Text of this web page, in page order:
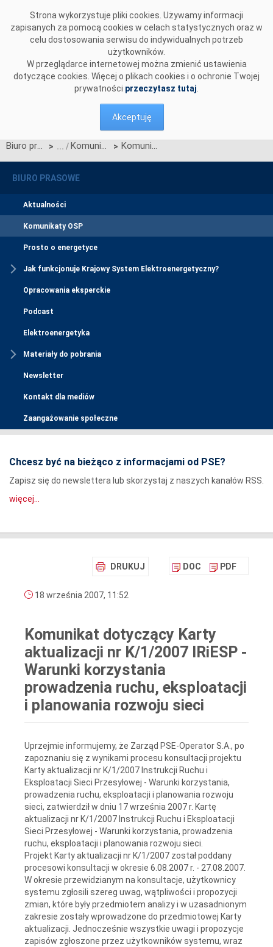
Strona wykorzystuje pliki cookies. Używamy informacji
zapisanych za pomocą cookies w celach statystycznych oraz w
celu dostosowania serwisu do indywidualnych potrzeb
użytkowników.
W przeglądarce internetowej można zmienić ustawienia
dotyczące cookies. Więcej o plikach cookies i o ochronie Twojej
prywatności przeczytasz tutaj
Akceptuję
Biuro prasowe > Komunikaty OSP > Komunikat dotyczący Karty aktualizacji nr K/1/2007 IRiESP - Warunki korzystania prowadzenia ruchu, eksploatacji i planowania rozwoju sieci
BIURO PRASOWE
Aktualności
Komunikaty OSP
Prosto o energetyce
Jak funkcjonuje Krajowy System Elektroenergetyczny?
Opracowania eksperckie
Podcast
Elektroenergetyka
Materiały do pobrania
Newsletter
Kontakt dla mediów
Zaangażowanie społeczne
Chcesz być na bieżąco z informacjami od PSE?
Zapisz się do newslettera lub skorzystaj z naszych kanałów RSS.
więcej...
DRUKUJ DOC PDF
18 września 2007, 11:52
Komunikat dotyczący Karty
aktualizacji nr K/1/2007 IRiESP -
Warunki korzystania
prowadzenia ruchu, eksploatacji
i planowania rozwoju sieci
Uprzejmie informujemy, że Zarząd PSE-Operator S.A., po
zapoznaniu się z wynikami procesu konsultacji projektu
Karty aktualizacji nr K/1/2007 Instrukcji Ruchu i
Eksploatacji Sieci Przesyłowej - Warunki korzystania,
prowadzenia ruchu, eksploatacji i planowania rozwoju
sieci, zatwierdził w dniu 17 września 2007 r. Kartę
aktualizacji nr K/1/2007 Instrukcji Ruchu i Eksploatacji
Sieci Przesyłowej - Warunki korzystania, prowadzenia
ruchu, eksploatacji i planowania rozwoju sieci.
Projekt Karty aktualizacji nr K/1/2007 został poddany
procesowi konsultacji w okresie 6.08.2007 r. - 27.08.2007.
W okresie przewidzianym na konsultacje, użytkownicy
systemu zgłosili szereg uwag, wątpliwości i propozycji
zmian, które były przedmiotem analizy i w uzasadnionym
zakresie zostały wprowadzone do przedmiotowej Karty
aktualizacji. Jednocześnie wszystkie uwagi i propozycje
zapisów zgłoszone przez użytkowników systemu, wraz